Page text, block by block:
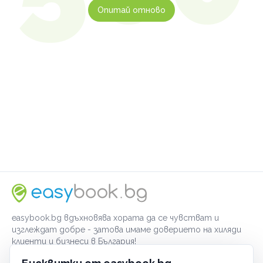
Опитай отново
easybook.bg вдъхновява хората да се чувстват и
изглеждат добре - затова имаме доверието на хиляди
клиенти и бизнеси в България!